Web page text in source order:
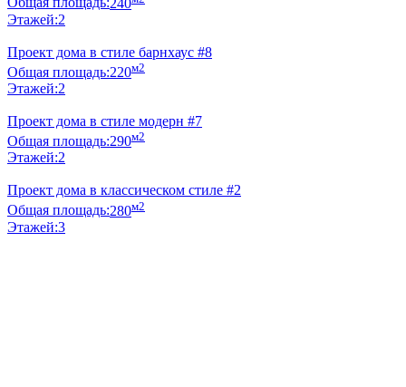
Этажей:2
Проект дома в стиле барнхаус #8
Общая площадь:220м2
Этажей:2
Проект дома в стиле модерн #7
Общая площадь:290м2
Этажей:2
Проект дома в классическом стиле #2
Общая площадь:280м2
Этажей:3